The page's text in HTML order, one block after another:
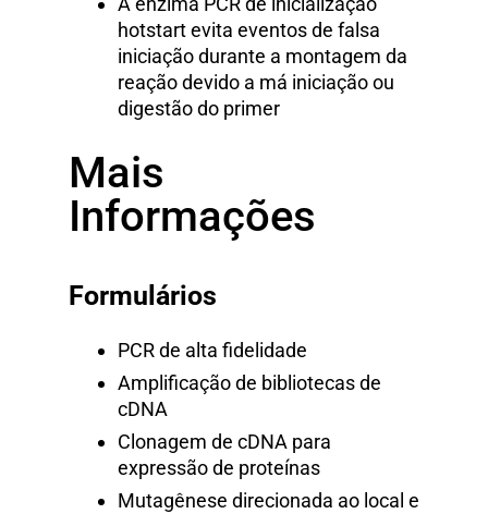
hotstart evita eventos de falsa
iniciação durante a montagem da
reação devido a má iniciação ou
digestão do primer
Mais
Informações
Formulários
PCR de alta fidelidade
Amplificação de bibliotecas de
cDNA
Clonagem de cDNA para
expressão de proteínas
Mutagênese direcionada ao local e